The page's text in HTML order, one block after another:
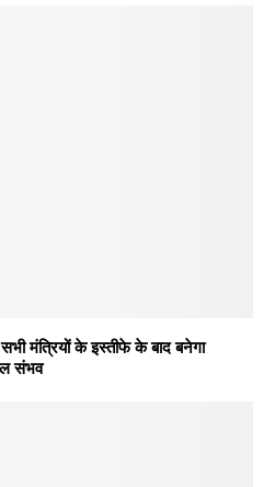
मंत्रियों के इस्तीफे के बाद बनेगा
संभव